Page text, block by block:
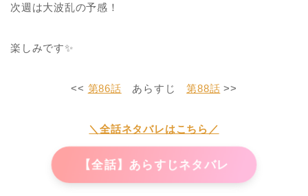
次週は大波乱の予感！
楽しみです✨
<< 第86話 あらすじ第88話 >>
＼全話ネタバレはこちら／
【全話】あらすじネタバレ